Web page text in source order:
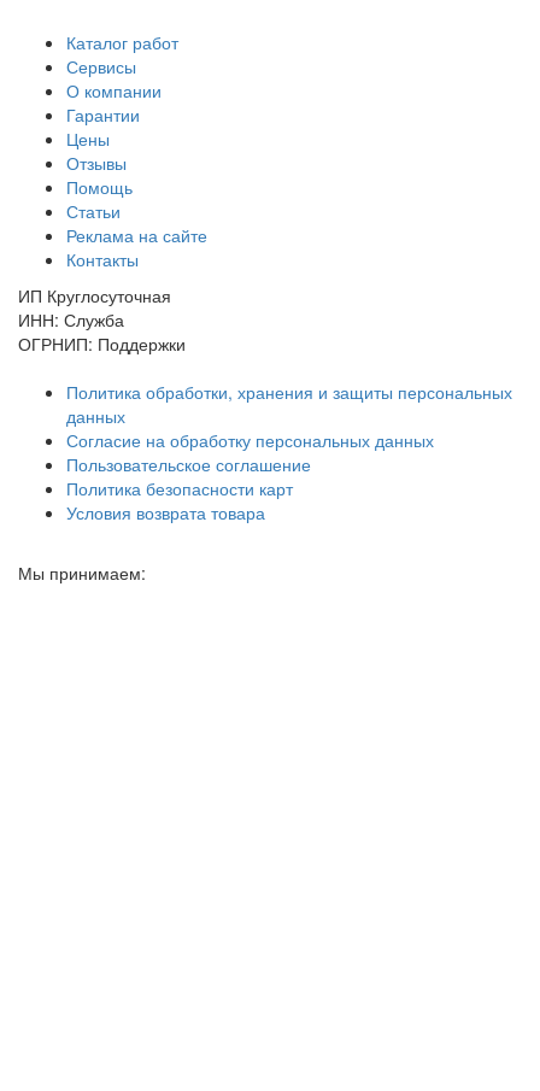
Каталог работ
Сервисы
О компании
Гарантии
Цены
Отзывы
Помощь
Статьи
Реклама на сайте
Контакты
ИП Круглосуточная
ИНН: Служба
ОГРНИП: Поддержки
Политика обработки, хранения и защиты персональных
данных
Согласие на обработку персональных данных
Пользовательское соглашение
Политика безопасности карт
Условия возврата товара
Мы принимаем: